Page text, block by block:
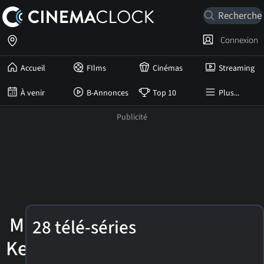
Accueil FIlms Cinémas Streaming
À venir B-Annonces Top 10 Plus...
Connexion
Michael
Kenneth
28 télé-séries